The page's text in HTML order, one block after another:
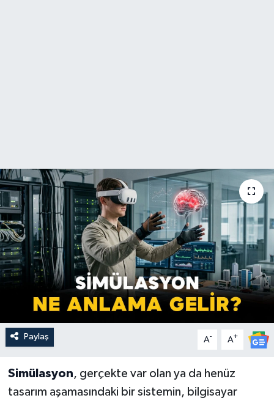
Paylaş A- A+
Simülasyon, gerçekte var olan ya da henüz
tasarım aşamasındaki bir sistemin, bilgisayar